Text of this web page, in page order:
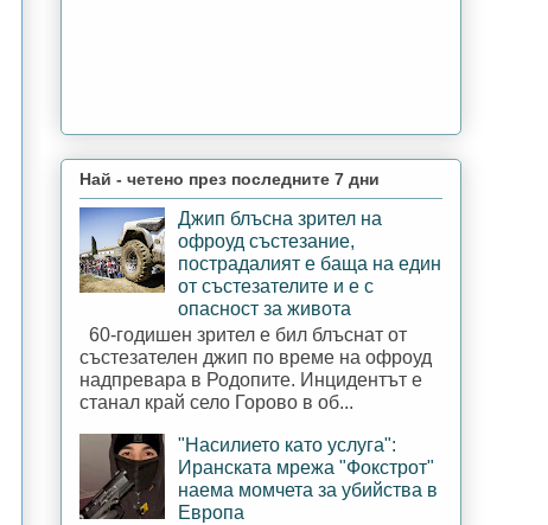
Най - четено през последните 7 дни
Джип блъсна зрител на
офроуд състезание,
пострадалият е баща на един
от състезателите и е с
опасност за живота
60-годишен зрител е бил блъснат от
състезателен джип по време на офроуд
надпревара в Родопите. Инцидентът е
станал край село Горово в об...
"Насилието като услуга":
Иранската мрежа "Фокстрот"
наема момчета за убийства в
Европа